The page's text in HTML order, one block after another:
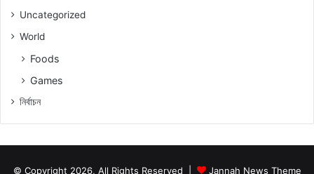
Uncategorized
World
Foods
Games
নিৰ্বাচন
© Copyright 2026, All Rights Reserved | Jannah News Theme